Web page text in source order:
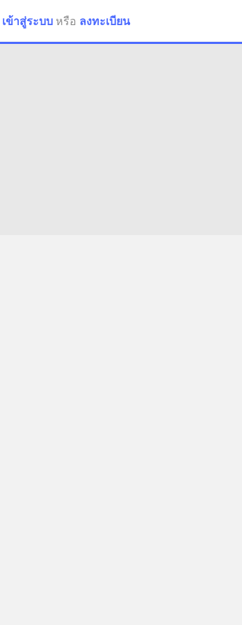
เข้าสู่ระบบ หรือ ลงทะเบียน